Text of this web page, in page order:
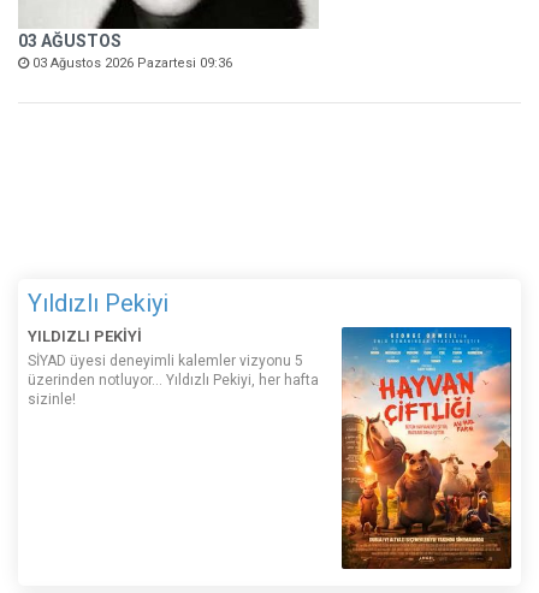
03 AĞUSTOS
03 Ağustos 2026 Pazartesi 09:36
Yıldızlı Pekiyi
YILDIZLI PEKİYİ
SİYAD üyesi deneyimli kalemler vizyonu 5
üzerinden notluyor... Yıldızlı Pekiyi, her hafta
sizinle!